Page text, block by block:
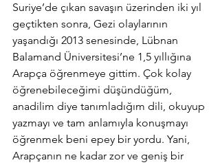
Suriye’de çıkan savaşın üzerinden iki yıl
geçtikten sonra, Gezi olaylarının
yaşandığı 2013 senesinde, Lübnan
Balamand Üniversitesi’ne 1,5 yıllığına
Arapça öğrenmeye gittim. Çok kolay
öğrenebileceğimi düşündüğüm,
anadilim diye tanımladığım dili, okuyup
yazmayı ve tam anlamıyla konuşmayı
öğrenmek beni epey bir yordu. Yani,
Arapçanın ne kadar zor ve geniş bir